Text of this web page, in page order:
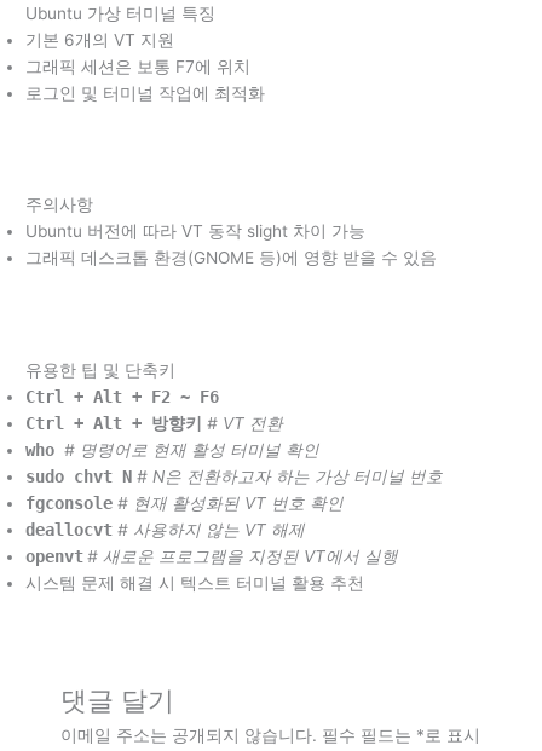
Ubuntu 가상 터미널 특징
기본 6개의 VT 지원
그래픽 세션은 보통 F7에 위치
로그인 및 터미널 작업에 최적화
주의사항
Ubuntu 버전에 따라 VT 동작 slight 차이 가능
그래픽 데스크톱 환경(GNOME 등)에 영향 받을 수 있음
유용한 팁 및 단축키
Ctrl + Alt + F2 ~ F6
Ctrl + Alt + 방향키 # VT 전환
who# 명령어로 현재 활성 터미널 확인
sudo chvt N # N은 전환하고자 하는 가상 터미널 번호
fgconsole # 현재 활성화된 VT 번호 확인
deallocvt # 사용하지 않는 VT 해제
openvt# 새로운 프로그램을 지정된 VT에서 실행
시스템 문제 해결 시 텍스트 터미널 활용 추천
댓글 달기
이메일 주소는 공개되지 않습니다. 필수 필드는 *로 표시